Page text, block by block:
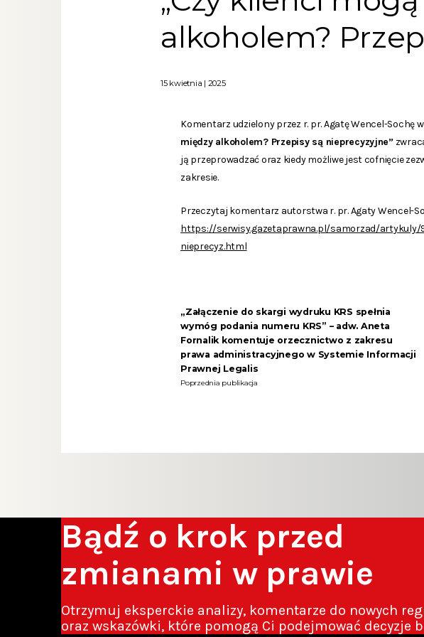
alkoholem?
15 kwietnia | 2025
Komentarz udzielony przez r. pr. Agatę Wencel-
między alkoholem? Przepisy są nieprecyzyjne”
ją przeprowadzać oraz kiedy możliwe jest cofnięcie
zakresie.
Przeczytaj komentarz autorstwa r. pr. Agaty Wencel-
https://serwisy.gazetaprawna.pl/samorzad/artykuly/
nieprecyz.html
„Załączenie do skargi wydruku KRS spełnia
wymóg podania numeru KRS” – adw. Aneta
Fornalik komentuje orzecznictwo z zakresu
prawa administracyjnego w Systemie Informacji
Prawnej Legalis
Poprzednia publikacja
Bądź o krok przed
zmianami w prawie
Otrzymuj eksperckie analizy, komentarze do nowych
oraz wskazówki, które pomogą Ci podejmować decyzje